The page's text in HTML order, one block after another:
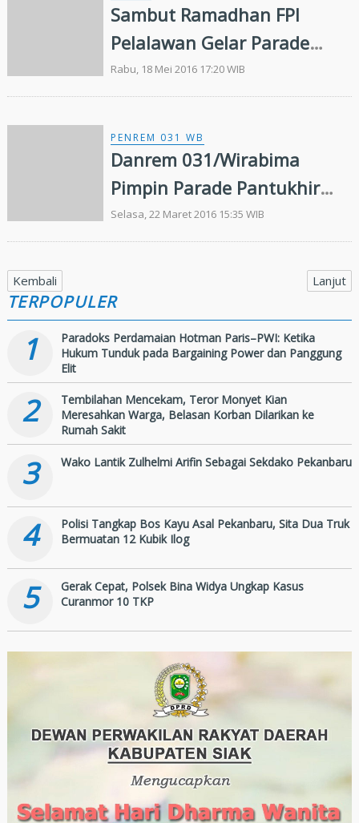
Sambut Ramadhan FPI
Pelalawan Gelar Parade
Tauhid 1000 Laskar 5 Juni
Mendatang
Rabu, 18 Mei 2016 17:20 WIB
PENREM 031 WB
Danrem 031/Wirabima
Pimpin Parade Pantukhir
Penerimaan Secata Pk
Gelombang I 2016
Selasa, 22 Maret 2016 15:35 WIB
Kembali Lanjut
TERPOPULER
1
Paradoks Perdamaian Hotman Paris–PWI: Ketika
Hukum Tunduk pada Bargaining Power dan Panggung
Elit
2
Tembilahan Mencekam, Teror Monyet Kian
Meresahkan Warga, Belasan Korban Dilarikan ke
Rumah Sakit
3 Wako Lantik Zulhelmi Arifin Sebagai Sekdako Pekanbaru
4
Polisi Tangkap Bos Kayu Asal Pekanbaru, Sita Dua Truk
Bermuatan 12 Kubik Ilog
5
Gerak Cepat, Polsek Bina Widya Ungkap Kasus
Curanmor 10 TKP